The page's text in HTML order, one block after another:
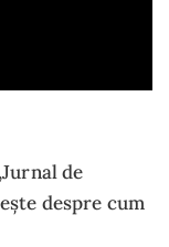
de
despre cum